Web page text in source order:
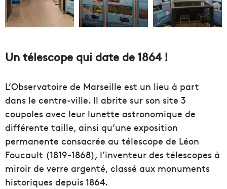
Un télescope qui date de 1864 !
L’Observatoire de Marseille est un lieu à part
dans le centre-ville. Il abrite sur son site 3
coupoles avec leur lunette astronomique de
différente taille, ainsi qu’une exposition
permanente consacrée au télescope de Léon
Foucault (1819-1868), l’inventeur des télescopes à
miroir de verre argenté, classé aux monuments
historiques depuis 1864.